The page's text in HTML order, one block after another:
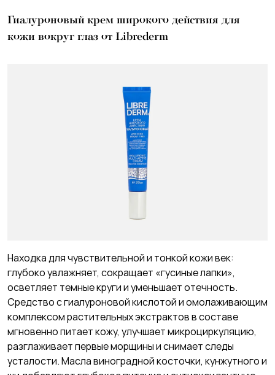
Гиалуроновый крем широкого действия для
кожи вокруг глаз от Librederm
Находка для чувствительной и тонкой кожи век:
глубоко увлажняет, сокращает «гусиные лапки»,
осветляет темные круги и уменьшает отечность.
Средство с гиалуроновой кислотой и омолаживающим
комплексом растительных экстрактов в составе
мгновенно питает кожу, улучшает микроциркуляцию,
разглаживает первые морщины и снимает следы
усталости. Масла виноградной косточки, кунжутного и